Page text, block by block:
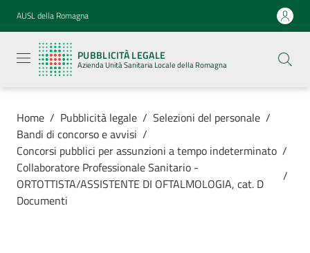
Vai al contenuto
Vai alla navigazione
Vai al footer
AUSL della Romagna
PUBBLICITÀ LEGALE
Azienda Unità Sanitaria Locale della Romagna
legale
Azienda
Unità
Locale della
Azienda
Home / Pubblicità legale / Selezioni del personale /
Bandi di concorso e avvisi /
Concorsi pubblici per assunzioni a tempo indeterminato /
Collaboratore Professionale Sanitario -
ORTOTTISTA/ASSISTENTE DI OFTALMOLOGIA, cat. D
/
Documenti